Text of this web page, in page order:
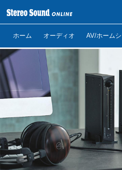
ホーム オーディオ AV/ホーム